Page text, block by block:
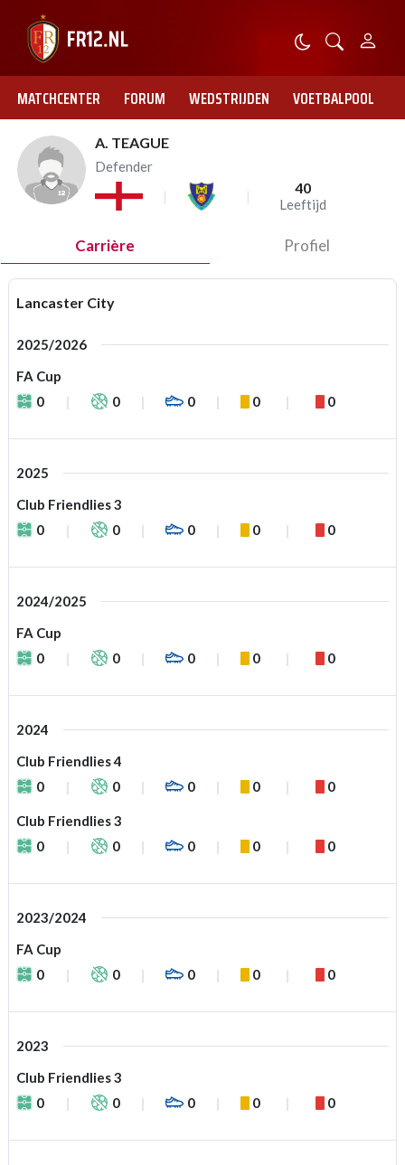
MATCHCENTER FORUM WEDSTRIJDEN VOETBALPOOL
A. TEAGUE
Defender
40
Leeftijd
Carrière Profiel
Lancaster City
2025/2026
FA Cup
0
0 0 0 0
2025
Club Friendlies 3
0
0 0 0 0
2024/2025
FA Cup
0
0 0 0 0
2024
Club Friendlies 4
0
0 0 0 0
Club Friendlies 3
0
0 0 0 0
2023/2024
FA Cup
0
0 0 0 0
2023
Club Friendlies 3
0
0 0 0 0